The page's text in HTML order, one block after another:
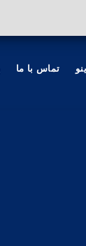
تماس با ما